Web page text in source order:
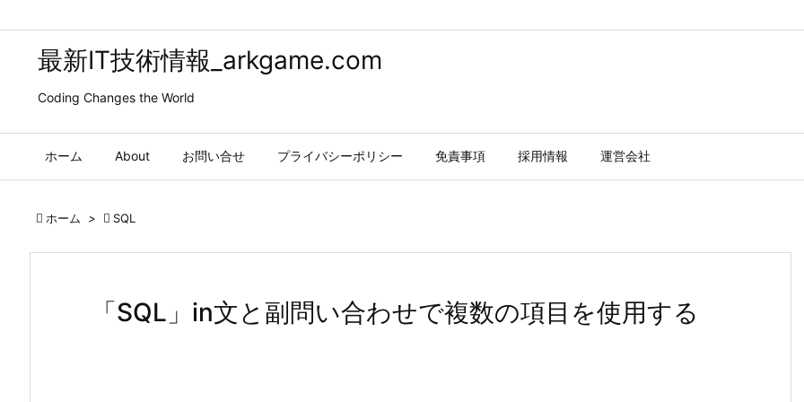
最新IT技術情報_arkgame.com
Coding Changes the World
ホーム About お問い合せ プライバシーポリシー 免責事項 採用情報 運営会社
 ホーム >  SQL
「SQL」in文と副問い合わせで複数の項目を使用する